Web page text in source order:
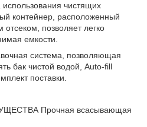
чистящих
контейнер, расположенный
позволяет легко
емкости.
система, позволяющая
бак чистой водой, Auto-fill
поставки.
Прочная всасывающая